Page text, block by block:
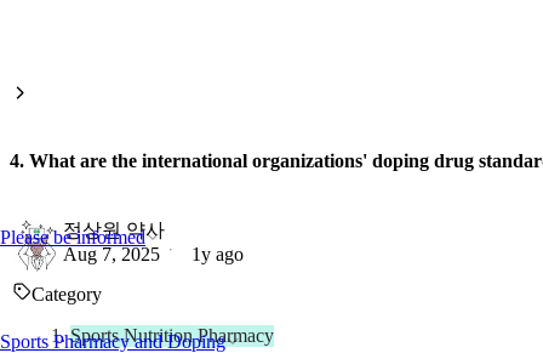
Please be informed
Sports Pharmacy and Doping
4. What are the international organizations' doping drug
정상원 약사
Aug 7, 2025
1y ago
Category
Sports Nutrition Pharmacy